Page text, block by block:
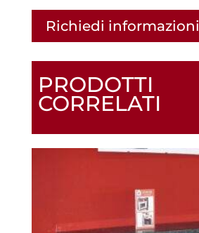
Richiedi informazioni
PRODOTTI
CORRELATI